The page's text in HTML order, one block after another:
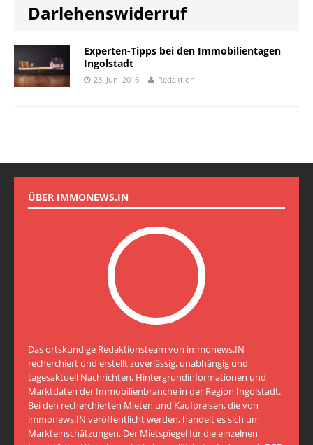
Darlehenswiderruf
Experten-Tipps bei den Immobilientagen
Ingolstadt
23. Juni 2016 Redaktion
ÜBER IMMONEWS.IN
Das ortskundige Redaktionsteam von immonews.IN
recherchiert und erstellt zuverlässig, unabhängig und
tagesaktuell Nachrichten, Hintergrundinformationen und
Marktdaten der Immobilienbranche in der Region Ingolstadt.
Bei den recherchierten Mieten und Kaufpreisen, die von
immonews.IN veröffentlicht werden, handelt es sich um
Markteinschätzungen. Der Mietspiegel für die einzelnen